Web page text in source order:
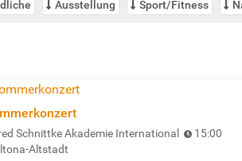
Ausstellung Sport/Fitness
Schnittke Akademie International
15:00
Altstadt